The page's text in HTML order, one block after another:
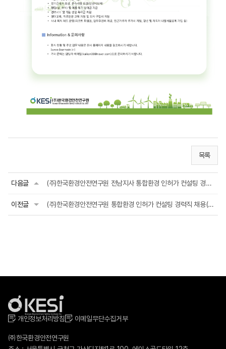
목록
다음글 (주)한국환경안전연구원 전남지사 통합환경 인허가 컨설팅 경력직 채용(경력 2년 이...
이전글 (주)한국환경안전연구원 통합환경 인허가 컨설팅 경력직 채용(경력 2년 이상)
개인정보처리방침 이메일무단수집거부
㈜한국환경안전연구원